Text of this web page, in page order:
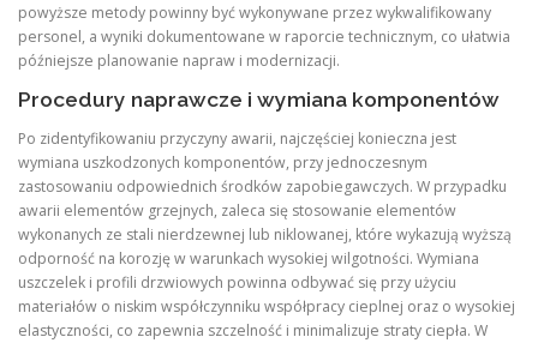
powyższe metody powinny być wykonywane przez wykwalifikowany
personel, a wyniki dokumentowane w raporcie technicznym, co ułatwia
późniejsze planowanie napraw i modernizacji.
Procedury naprawcze i wymiana komponentów
Po zidentyfikowaniu przyczyny awarii, najczęściej konieczna jest
wymiana uszkodzonych komponentów, przy jednoczesnym
zastosowaniu odpowiednich środków zapobiegawczych. W przypadku
awarii elementów grzejnych, zaleca się stosowanie elementów
wykonanych ze stali nierdzewnej lub niklowanej, które wykazują wyższą
odporność na korozję w warunkach wysokiej wilgotności. Wymiana
uszczelek i profili drzwiowych powinna odbywać się przy użyciu
materiałów o niskim współczynniku współpracy cieplnej oraz o wysokiej
elastyczności, co zapewnia szczelność i minimalizuje straty ciepła. W